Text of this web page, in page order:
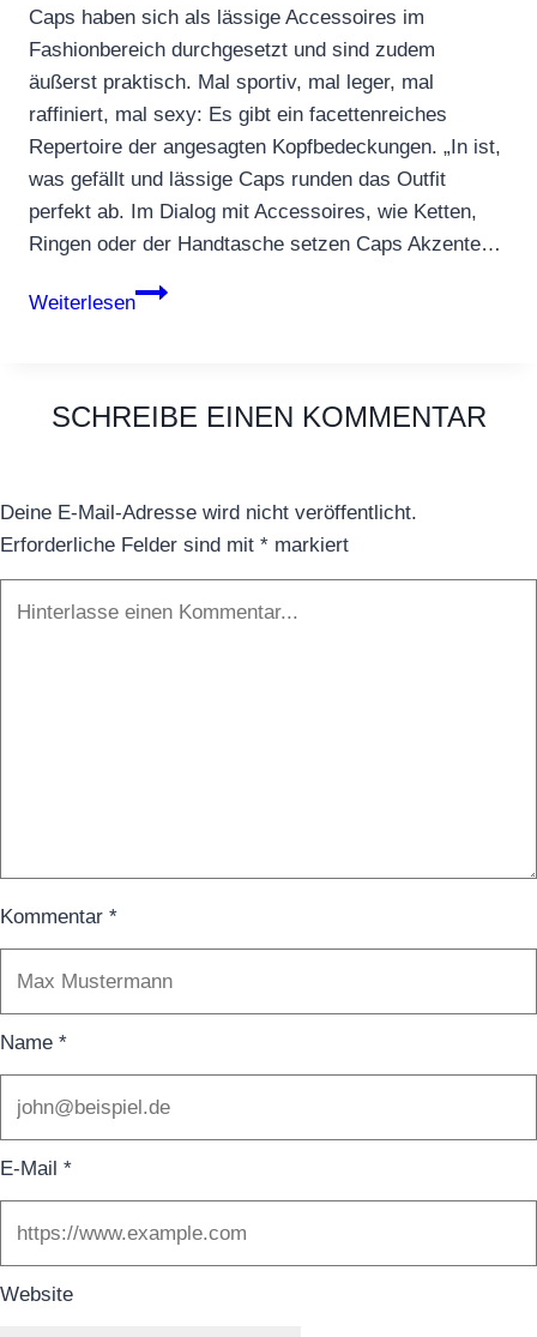
Caps haben sich als lässige Accessoires im
Fashionbereich durchgesetzt und sind zudem
äußerst praktisch. Mal sportiv, mal leger, mal
raffiniert, mal sexy: Es gibt ein facettenreiches
Repertoire der angesagten Kopfbedeckungen. „In ist,
was gefällt und lässige Caps runden das Outfit
perfekt ab. Im Dialog mit Accessoires, wie Ketten,
Ringen oder der Handtasche setzen Caps Akzente…
Weiterlesen
Sticker
–
sein?
SCHREIBE EINEN KOMMENTAR
Deine E-Mail-Adresse wird nicht veröffentlicht.
Erforderliche Felder sind mit * markiert
Kommentar *
Name *
E-Mail *
Website